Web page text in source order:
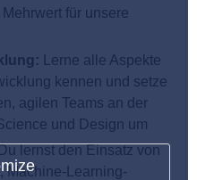
für unsere
Lerne alle Aspekte
kennen und setze
agilen Teams an der
und Design um
Du lernst den Einsatz von
Machine-Learning-